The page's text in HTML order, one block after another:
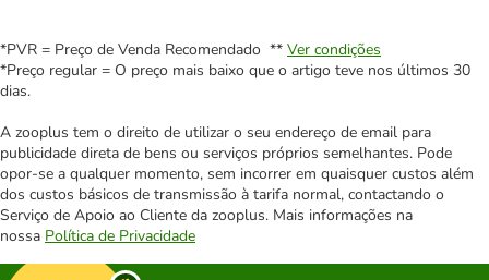
*PVR = Preço de Venda Recomendado ** Ver condições
*Preço regular = O preço mais baixo que o artigo teve nos últimos 30
dias.
A zooplus tem o direito de utilizar o seu endereço de email para
publicidade direta de bens ou serviços próprios semelhantes. Pode
opor-se a qualquer momento, sem incorrer em quaisquer custos além
dos custos básicos de transmissão à tarifa normal, contactando o
Serviço de Apoio ao Cliente da zooplus. Mais informações na
nossa Política de Privacidade